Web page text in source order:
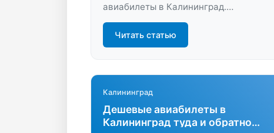
авиабилеты в Калининград.
лучшие предложения и планируйте
путешествие без переплат.
Читать статью
Калининград
Дешевые авиабилеты в
Калининград туда и обратно